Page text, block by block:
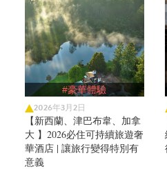
#豪華體驗
2026年3月2日
【新西蘭、津巴布韋、加拿
大 】2026必住可持續旅遊奢
華酒店 | 讓旅行變得特別有
意義